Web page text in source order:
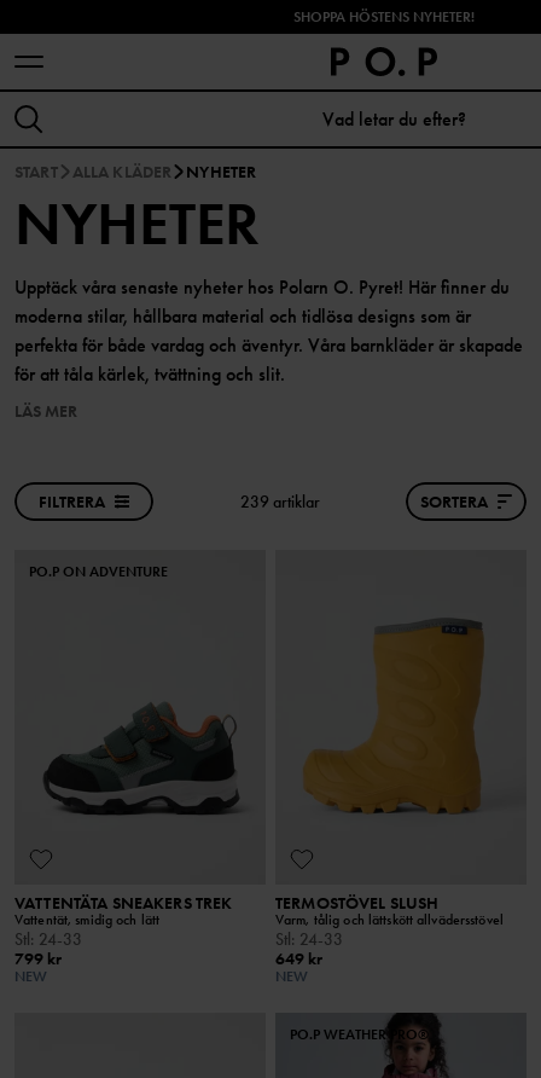
SHOPPA HÖSTENS NYHETER!
START ALLA KLÄDER NYHETER
NYHETER
Upptäck våra senaste nyheter hos Polarn O. Pyret! Här finner du
moderna stilar, hållbara material och tidlösa designs som är
perfekta för både vardag och äventyr. Våra barnkläder är skapade
för att tåla kärlek, tvättning och slit.
LÄS MER
FILTRERA 239 artiklar SORTERA
PO.P ON ADVENTURE
VATTENTÄTA SNEAKERS TREK
Vattentät, smidig och lätt
Stl : 24-33
799 kr
NEW
TERMOSTÖVEL SLUSH
Varm, tålig och lättskött allvädersstövel
Stl : 24-33
649 kr
NEW
PO.P WEATHER PRO®